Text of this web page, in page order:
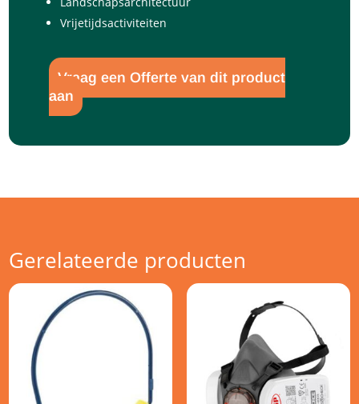
Vrijetijdsactiviteiten
Vraag een Offerte van dit product
aan
Gerelateerde producten